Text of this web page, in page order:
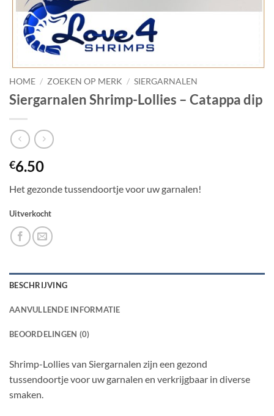
HOME / ZOEKEN OP MERK / SIERGARNALEN
Siergarnalen Shrimp-Lollies – Catappa dip
€6.50
Het gezonde tussendoortje voor uw garnalen!
Uitverkocht
BESCHRIJVING
AANVULLENDE INFORMATIE
BEOORDELINGEN (0)
Shrimp-Lollies van Siergarnalen zijn een gezond
tussendoortje voor uw garnalen en verkrijgbaar in diverse
smaken.